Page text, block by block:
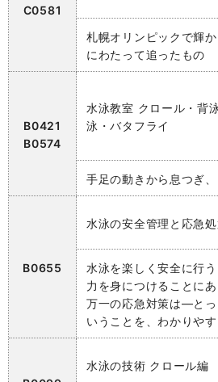
C0581
札幌オリンピックで輝
にわたって追ったもの
B0421
B0574
水泳教室 クロール・背
泳・バタフライ
手足の動きから息つぎ
B0655
水泳の安全管理と応急
水泳を楽しく安全に行
力を身につけることに
万一の応急対策は―と
いうことを、わかりやす
水泳の技術 クロール編